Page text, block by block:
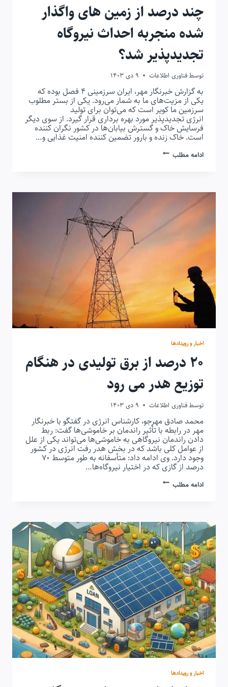
چند درصد از زمین های واگذار
شده منجربه احداث نیروگاه
تجدیدپذیر شد؟
توسط فناوری اطلاعات 9 دی 1403
به گزارش خبرنگار مهر، ایران سرزمینی ۴ فصل بوده که
یکی از مزیت‌های ما به شمار می‌رود. یکی از بستر مطلوب
سرزمین ما کویر است که می‌توان برای تولید
انرژی تجدیدپذیر مورد بهره برداری قرار گیرد. از سوی دیگر
فرسایش خاک و گسترش بیابان‌ها در کشور نگران کننده
است. خاک زنده و بارور تضمین کننده امنیت غذایی و…
ادامه مطلبچند
نیروگاه
تجدیدپذیر
اخبار و رویدادها
۲۰ درصد از برق تولیدی در هنگام
توزیع هدر می رود
توسط فناوری اطلاعات 9 دی 1403
محمد صادق مهرجو، کارشناس انرژی در گفتگو با خبرنگار
مهر در رابطه با تأثیر راندمان بر خاموشی‌ها گفت: ربط
دادن راندمان نیروگاهی به خاموشی‌ها می‌تواند یکی از علل
از عوامل کلی باشد که در بخش هدر رفت انرژی در کشور
وجود دارد. وی ادامه داد: متأسفانه به طور متوسط ۷۰
درصد از گازی که در اختیار نیروگاه‌ها…
ادامه مطلب۲۰
هنگام
توزیع
هدر
می
رود
اخبار و رویدادها